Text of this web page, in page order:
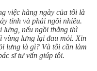
việc hàng ngày của tôi là
tính và phải ngồi nhiều.
lưng, nếu ngồi thẳng thì
vùng lưng lại đau mỏi. Xin
lưng là gì? Và tôi cần làm
sĩ tư vấn giúp tôi.